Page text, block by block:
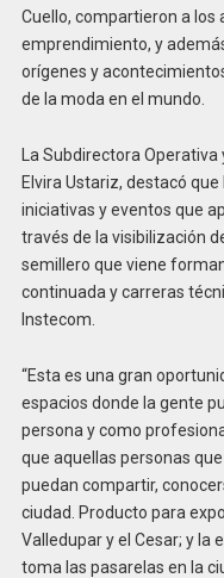
Cuello, compartieron a los
emprendimiento, y
orígenes y
de la moda en el mundo.
La Subdirectora
Elvira Ustariz, destacó
iniciativas y eventos que
través de la visibilización
semillero que viene
continuada y carreras
Instecom.
“Esta es una gran
espacios donde la gente
persona y como
que aquellas personas
puedan compartir,
ciudad. Producto para
Valledupar y el Cesar; y la
toma las pasarelas en la